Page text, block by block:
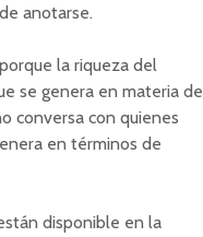
anotarse.
la riqueza del
se genera en materia de
conversa con quienes
en términos de
disponible en la